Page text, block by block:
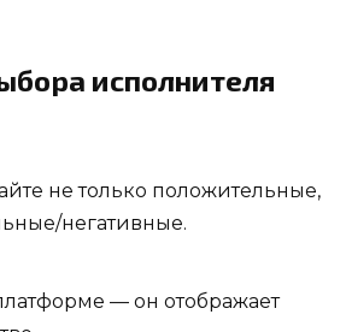
исполнителя
не только положительные,
негативные.
— он отображает